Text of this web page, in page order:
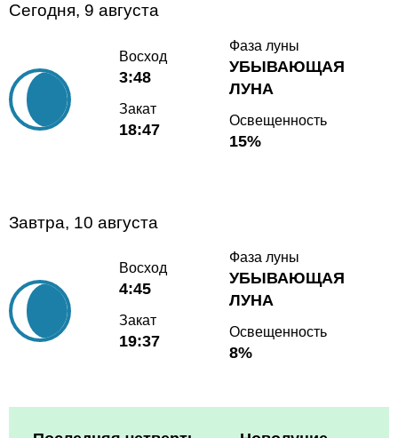
Сегодня, 9 августа
Восход
3:48
Закат
18:47
Фаза луны
УБЫВАЮЩАЯ
ЛУНА
Освещенность
15%
Завтра, 10 августа
Восход
4:45
Закат
19:37
Фаза луны
УБЫВАЮЩАЯ
ЛУНА
Освещенность
8%